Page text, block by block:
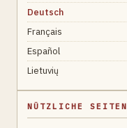
Deutsch
Français
Español
Lietuvių
NÜTZLICHE SEITEN